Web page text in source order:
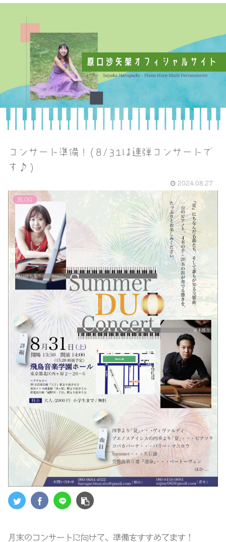
コンサート準備！(8/31は連弾コンサートで
す♪)
2024.08.27
BLOG
月末のコンサートに向けて、準備をすすめてます！